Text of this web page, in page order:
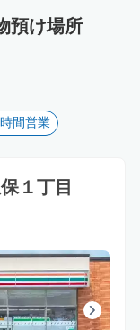
預け場所
間営業
１丁目